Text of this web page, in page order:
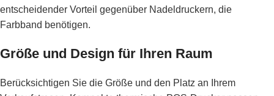
entscheidender Vorteil gegenüber Nadeldruckern, die
Farbband benötigen.
Größe und Design für Ihren Raum
Berücksichtigen Sie die Größe und den Platz an Ihrem